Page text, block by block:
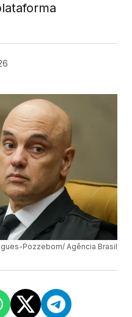
Pozzebom/ Agência Brasil